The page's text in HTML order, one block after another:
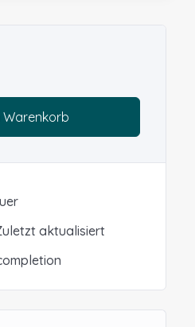
Warenkorb
aktualisiert